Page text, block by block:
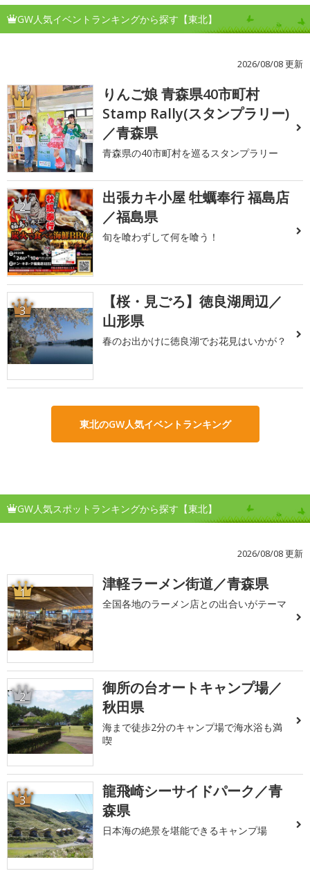
GW人気イベントランキングから探す【東北】
2026/08/08 更新
1
りんご娘 青森県40市町村
Stamp Rally(スタンプラリー)
／青森県
青森県の40市町村を巡るスタンプラリー
2
出張カキ小屋 牡蠣奉行 福島店
／福島県
旬を喰わずして何を喰う！
3
【桜・見ごろ】徳良湖周辺／
山形県
春のお出かけに徳良湖でお花見はいかが？
東北のGW人気イベントランキング
GW人気スポットランキングから探す【東北】
2026/08/08 更新
1 津軽ラーメン街道／青森県
全国各地のラーメン店との出合いがテーマ
2
御所の台オートキャンプ場／
秋田県
海まで徒歩2分のキャンプ場で海水浴も満
喫
3
龍飛崎シーサイドパーク／青
森県
日本海の絶景を堪能できるキャンプ場